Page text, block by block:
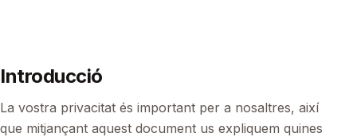
Introducció
La vostra privacitat és important per a nosaltres, així
que mitjançant aquest document us expliquem quines